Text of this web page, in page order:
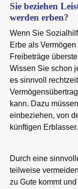
Sie beziehen
werden erben?
Wenn Sie
Erbe als
Freibeträge
Wissen Sie schon
es sinnvoll
kann. Dazu
einbeziehen, von
künftigen Erblasser.
Durch eine
teilweise
zu Gute kommt